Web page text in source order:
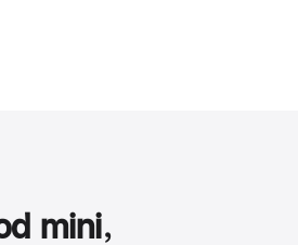
mini，